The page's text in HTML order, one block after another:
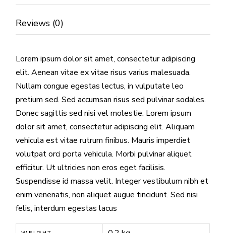
Reviews (0)
Lorem ipsum dolor sit amet, consectetur adipiscing
elit. Aenean vitae ex vitae risus varius malesuada.
Nullam congue egestas lectus, in vulputate leo
pretium sed. Sed accumsan risus sed pulvinar sodales.
Donec sagittis sed nisi vel molestie. Lorem ipsum
dolor sit amet, consectetur adipiscing elit. Aliquam
vehicula est vitae rutrum finibus. Mauris imperdiet
volutpat orci porta vehicula. Morbi pulvinar aliquet
efficitur. Ut ultricies non eros eget facilisis.
Suspendisse id massa velit. Integer vestibulum nibh et
enim venenatis, non aliquet augue tincidunt. Sed nisi
felis, interdum egestas lacus